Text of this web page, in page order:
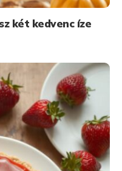
két kedvenc íze